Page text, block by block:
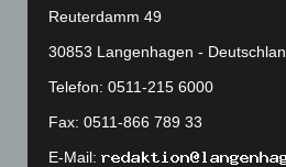
Juli 2023(118)
Juni 2023 (142)
Mai 2023 (139)
April 2023(155)
März 2023
(174)
Reuterdamm 49
30853 Langenhagen -
Telefon: 0511-215 6000
Fax: 0511-866 789 33
E-Mail: